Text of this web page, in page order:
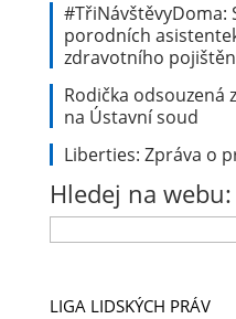
#TřiNávštěvyDoma:
porodních
zdravotního
Rodička
na Ústavní soud
Liberties: Zpráva o
Hledej na webu:
Vyhledávání
LIGA LIDSKÝCH PRÁV